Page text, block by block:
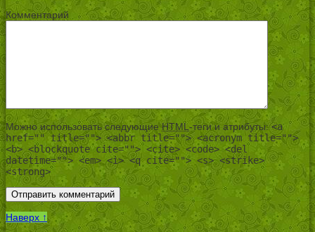
Комментарий
Можно использовать следующиеHTML-теги и атрибуты:<a
href="" title=""> <abbr title=""> <acronym title="">
<b> <blockquote cite=""> <cite> <code> <del
datetime=""> <em> <i> <q cite=""> <s> <strike>
<strong>
Наверх ↑